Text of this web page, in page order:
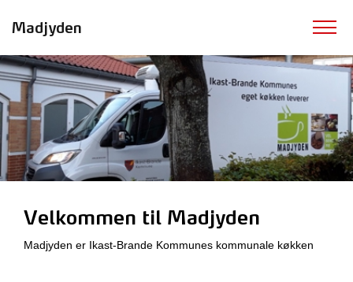
Madjyden
Velkommen til Madjyden
Madjyden er Ikast-Brande Kommunes kommunale køkken